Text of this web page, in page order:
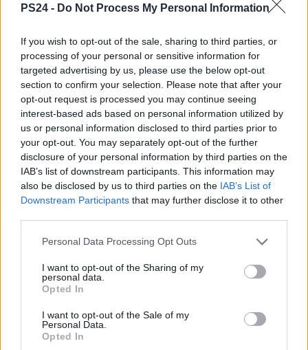
PS24 - Do Not Process My Personal Information
If you wish to opt-out of the sale, sharing to third parties, or
processing of your personal or sensitive information for
targeted advertising by us, please use the below opt-out
section to confirm your selection. Please note that after your
opt-out request is processed you may continue seeing
interest-based ads based on personal information utilized by
us or personal information disclosed to third parties prior to
your opt-out. You may separately opt-out of the further
disclosure of your personal information by third parties on the
IAB’s list of downstream participants. This information may
also be disclosed by us to third parties on the IAB’s List of
Downstream Participants that may further disclose it to other
Personal Data Processing Opt Outs
I want to opt-out of the Sharing of my
personal data.
Opted In
I want to opt-out of the Sale of my
Personal Data.
Opted In